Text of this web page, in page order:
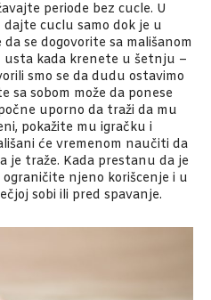
periode bez cucle. U
cuclu samo dok je u
se dogovorite sa mališanom
usta kada krenete u šetnju –
smo se da dudu ostavimo
sa sobom može da ponese
uporno da traži da mu
pokažite mu igračku i
će vremenom naučiti da
je traže. Kada prestanu da je
njeno korišcenje i u
sobi ili pred spavanje.